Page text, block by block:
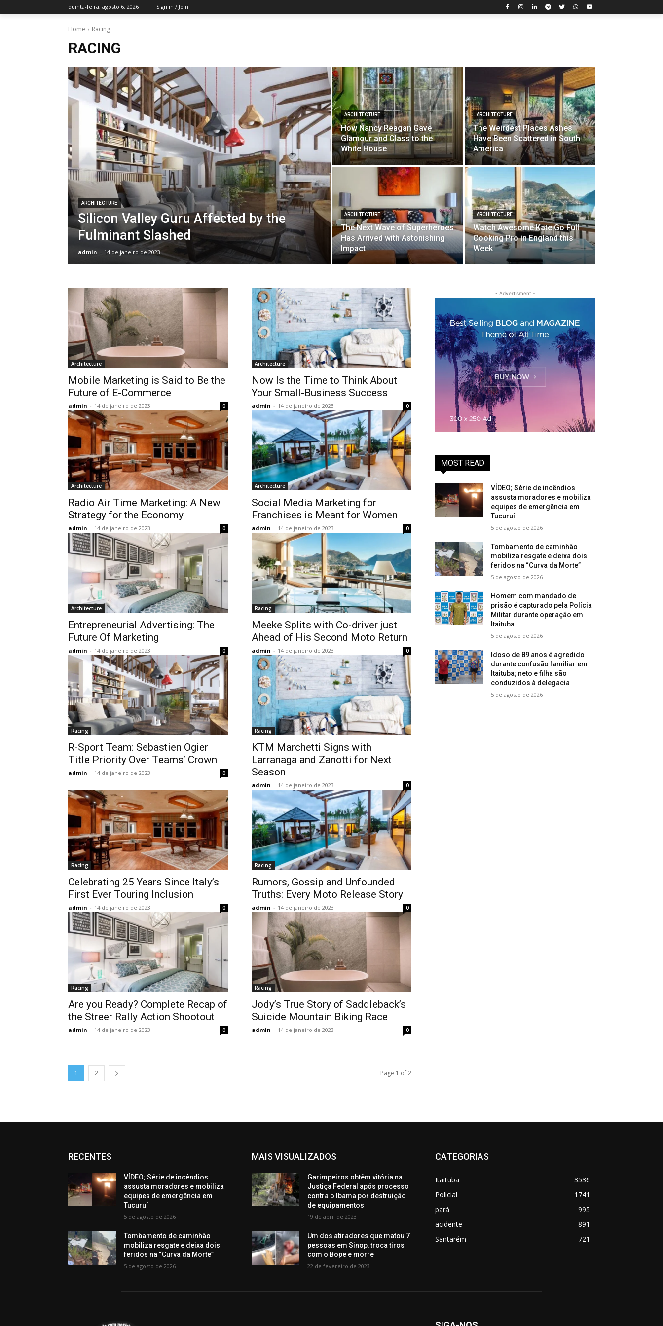
quinta-feira, agosto 6, 2026 Sign in / Join
Home Racing
RACING
ARCHITECTURE
Silicon Valley Guru Affected by the
Fulminant Slashed
admin - 14 de janeiro de 2023
ARCHITECTURE
How Nancy Reagan Gave
Glamour and Class to the
White House
ARCHITECTURE
The Weirdest Places Ashes
Have Been Scattered in South
America
ARCHITECTURE
The Next Wave of Superheroes
Has Arrived with Astonishing
Impact
ARCHITECTURE
Watch Awesome Kate Go Full
Cooking Pro in England this
Week
Architecture
Mobile Marketing is Said to Be the
Future of E-Commerce
admin - 14 de janeiro de 2023 0
Architecture
Now Is the Time to Think About
Your Small-Business Success
admin - 14 de janeiro de 2023 0
Architecture
Radio Air Time Marketing: A New
Strategy for the Economy
admin - 14 de janeiro de 2023 0
Architecture
Social Media Marketing for
Franchises is Meant for Women
admin - 14 de janeiro de 2023 0
Architecture
Entrepreneurial Advertising: The
Future Of Marketing
admin - 14 de janeiro de 2023 0
Racing
Meeke Splits with Co-driver just
Ahead of His Second Moto Return
admin - 14 de janeiro de 2023 0
Racing
R-Sport Team: Sebastien Ogier
Title Priority Over Teams’ Crown
admin - 14 de janeiro de 2023 0
Racing
KTM Marchetti Signs with
Larranaga and Zanotti for Next
Season
admin - 14 de janeiro de 2023 0
Racing
Celebrating 25 Years Since Italy’s
First Ever Touring Inclusion
admin - 14 de janeiro de 2023 0
Racing
Rumors, Gossip and Unfounded
Truths: Every Moto Release Story
admin - 14 de janeiro de 2023 0
Racing
Are you Ready? Complete Recap of
the Streer Rally Action Shootout
admin - 14 de janeiro de 2023 0
Racing
Jody’s True Story of Saddleback’s
Suicide Mountain Biking Race
admin - 14 de janeiro de 2023 0
1 2 Page 1 of 2
- Advertisment -
MOST READ
VÍDEO; Série de incêndios
assusta moradores e mobiliza
equipes de emergência em
Tucuruí
5 de agosto de 2026
Tombamento de caminhão
mobiliza resgate e deixa dois
feridos na “Curva da Morte”
5 de agosto de 2026
Homem com mandado de
prisão é capturado pela Polícia
Militar durante operação em
Itaituba
5 de agosto de 2026
Idoso de 89 anos é agredido
durante confusão familiar em
Itaituba; neto e filha são
conduzidos à delegacia
5 de agosto de 2026
RECENTES
VÍDEO; Série de incêndios
assusta moradores e mobiliza
equipes de emergência em
Tucuruí
5 de agosto de 2026
Tombamento de caminhão
mobiliza resgate e deixa dois
feridos na “Curva da Morte”
5 de agosto de 2026
MAIS VISUALIZADOS
Garimpeiros obtêm vitória na
Justiça Federal após processo
contra o Ibama por destruição
de equipamentos
19 de abril de 2023
Um dos atiradores que matou 7
pessoas em Sinop, troca tiros
com o Bope e morre
22 de fevereiro de 2023
CATEGORIAS
Itaituba
3536
Policial
1741
pará
995
acidente
891
Santarém
721